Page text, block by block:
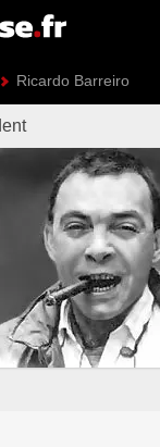
Ricardo Barreiro